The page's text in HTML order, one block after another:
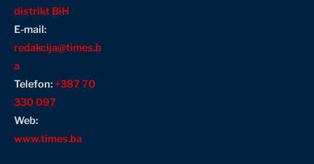
distrikt BiH
E-mail:
redakcija@times.b
a
Telefon:+387 70
330 097
Web:
www.times.ba